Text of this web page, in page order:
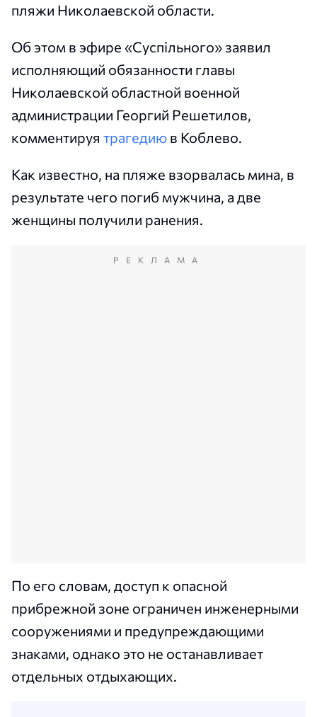
пляжи Николаевской области.
Об этом в эфире «Суспільного» заявил
исполняющий обязанности главы
Николаевской областной военной
администрации Георгий Решетилов,
комментируя трагедию в Коблево.
Как известно, на пляже взорвалась мина, в
результате чего погиб мужчина, а две
женщины получили ранения.
РЕКЛАМА
По его словам, доступ к опасной
прибрежной зоне ограничен инженерными
сооружениями и предупреждающими
знаками, однако это не останавливает
отдельных отдыхающих.